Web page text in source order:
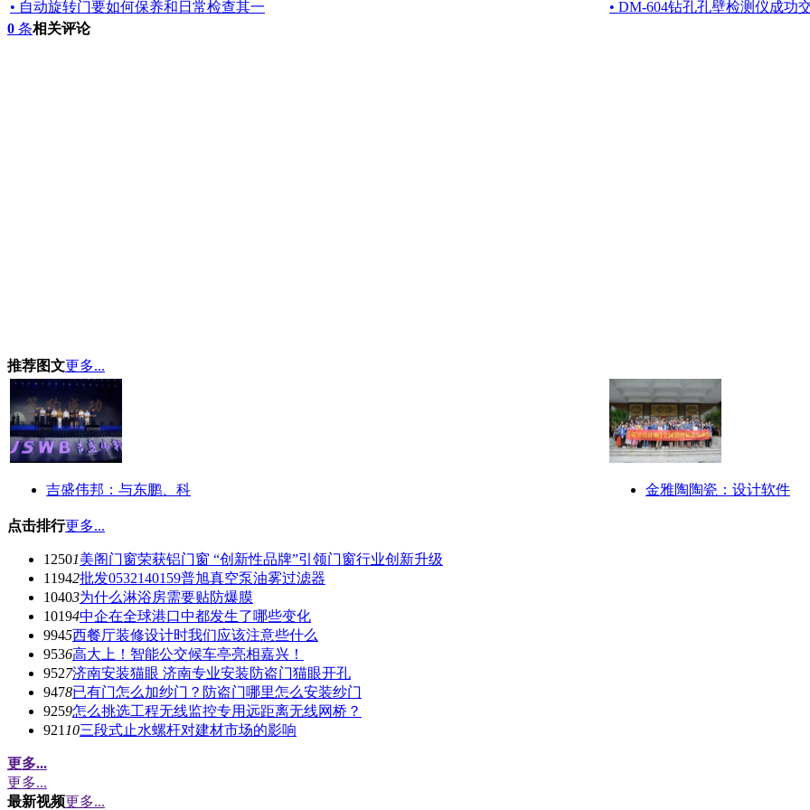
• 自动旋转门要如何保养和日常检查其一
• DM-604钻孔孔壁检测仪成功
0 条相关评论
推荐图文更多...
吉盛伟邦：与东鹏、科 金雅陶陶瓷：设计软件
点击排行更多...
12501美阁门窗荣获铝门窗 “创新性品牌”引领门窗行业创新升级
11942批发0532140159普旭真空泵油雾过滤器
10403为什么淋浴房需要贴防爆膜
10194中企在全球港口中都发生了哪些变化
9945西餐厅装修设计时我们应该注意些什么
9536高大上！智能公交候车亭亮相嘉兴！
9527济南安装猫眼 济南专业安装防盗门猫眼开孔
9478已有门怎么加纱门？防盗门哪里怎么安装纱门
9259怎么挑选工程无线监控专用远距离无线网桥？
921 10三段式止水螺杆对建材市场的影响
更多...
更多...
最新视频更多...